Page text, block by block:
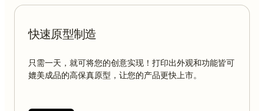
快速原型制造
只需一天，就可将您的创意实现！打印出外观和功能皆可
媲美成品的高保真原型，让您的产品更快上市。